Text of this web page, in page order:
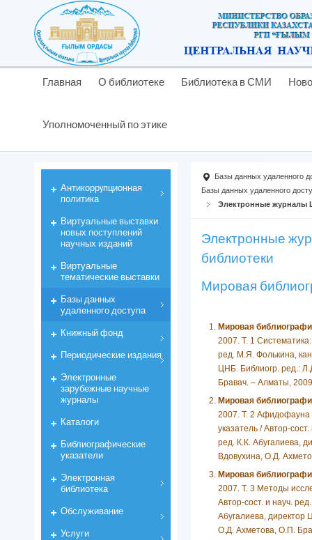
Главная О библиотеке Библиотека в СМИ
Уполномоченный по этике
Базы данных удаленного
Базы данных удаленного
Электронные журналы
Электронные
библиотеки
Мировая
Мировая
2007. Т. 1
ред. М.Я. Фолькина,
ЦНБ. Библиогр. ред.:
Бравач. – Алматы,
Мировая
2007. Т. 2 Афидофауна
указатель / Автор-
ред. К.К. Абугалиева,
Вдовухина, О.Д.
Мировая
2007. Т. 3 Методы
Автор-сост. и науч.
Абугалиева, директор
О.Д. Ахметова, О.П.
Антикоррyпционная
политика
Виртуальные выставки
новых поступлений
научных изданий
Виртуальные
тематические выставки
Базы данных
удаленного доступа
Книжный фонд
Периодические издания
Электронные
зарубежные научные
журналы
Каталоги
Библиографические
указатели
Электронная
библиотека
Обслуживание
Услуги